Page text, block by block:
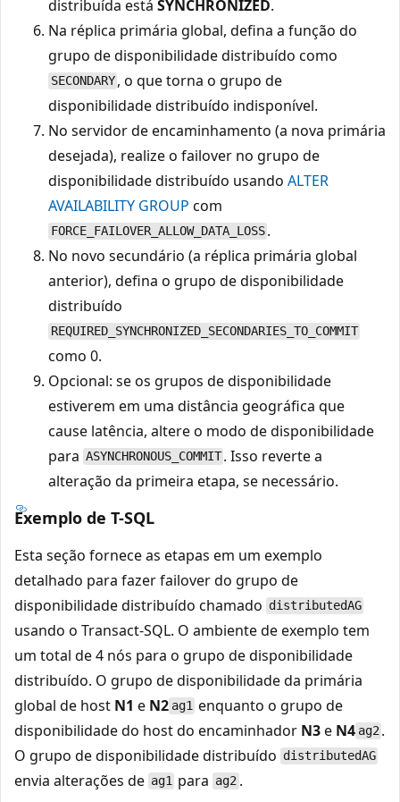
distribuída está SYNCHRONIZED.
Na réplica primária global, defina a função do
grupo de disponibilidade distribuído como
SECONDARY , o que torna o grupo de
disponibilidade distribuído indisponível.
No servidor de encaminhamento (a nova primária
desejada), realize o failover no grupo de
disponibilidade distribuído usando ALTER
AVAILABILITY GROUP com
FORCE_FAILOVER_ALLOW_DATA_LOSS .
No novo secundário (a réplica primária global
anterior), defina o grupo de disponibilidade
distribuído
REQUIRED_SYNCHRONIZED_SECONDARIES_TO_COMMIT
como 0.
Opcional: se os grupos de disponibilidade
estiverem em uma distância geográfica que
cause latência, altere o modo de disponibilidade
para ASYNCHRONOUS_COMMIT . Isso reverte a
alteração da primeira etapa, se necessário.
Exemplo de T-SQL
Esta seção fornece as etapas em um exemplo
detalhado para fazer failover do grupo de
disponibilidade distribuído chamado distributedAG
usando o Transact-SQL. O ambiente de exemplo tem
um total de 4 nós para o grupo de disponibilidade
distribuído. O grupo de disponibilidade da primária
global de host N1 e N2 ag1 enquanto o grupo de
disponibilidade do host do encaminhador N3e N4 ag2 .
O grupo de disponibilidade distribuído distributedAG
envia alterações de ag1 para ag2.